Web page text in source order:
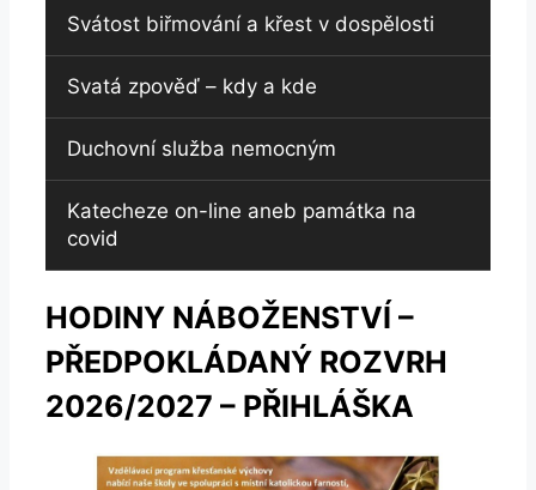
Svátost biřmování a křest v dospělosti
Svatá zpověď – kdy a kde
Duchovní služba nemocným
Katecheze on-line aneb památka na
covid
HODINY NÁBOŽENSTVÍ –
PŘEDPOKLÁDANÝ ROZVRH
2026/2027 – PŘIHLÁŠKA